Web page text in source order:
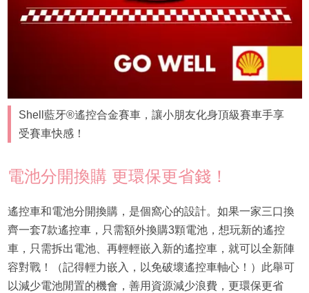
Shell藍牙®遙控合金賽車，讓小朋友化身頂級賽車手享
受賽車快感！
電池分開換購 更環保更省錢！
遙控車和電池分開換購，是個窩心的設計。如果一家三口換
齊一套7款遙控車，只需額外換購3顆電池，想玩新的遙控
車，只需拆出電池、再輕輕嵌入新的遙控車，就可以全新陣
容對戰！（記得輕力嵌入，以免破壞遙控車軸心！）此舉可
以減少電池閒置的機會，善用資源減少浪費，更環保更省